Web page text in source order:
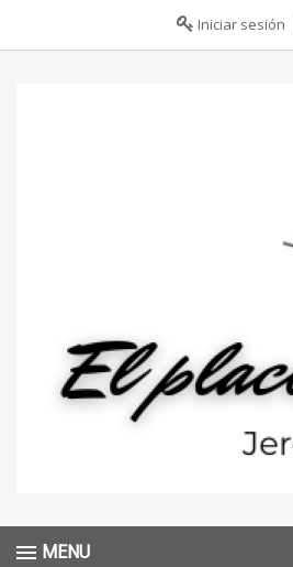
Iniciar sesión
MENU